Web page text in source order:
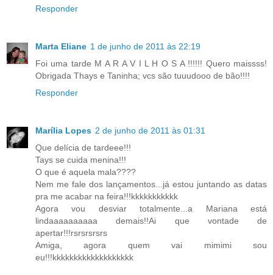
Responder
Marta Eliane 1 de junho de 2011 às 22:19
Foi uma tarde M A R A V I L H O S A !!!!!! Quero maissss!
Obrigada Thays e Taninha; vcs são tuuudooo de bão!!!!
Responder
Marília Lopes 2 de junho de 2011 às 01:31
Que delícia de tardeee!!!
Tays se cuida menina!!!
O que é aquela mala????
Nem me fale dos lançamentos...já estou juntando as datas
pra me acabar na feira!!!kkkkkkkkkkk
Agora vou desviar totalmente...a Mariana está
lindaaaaaaaaaa demais!!Ai que vontade de
apertar!!!rsrsrsrsrs
Amiga, agora quem vai mimimi sou
eu!!!kkkkkkkkkkkkkkkkkkk